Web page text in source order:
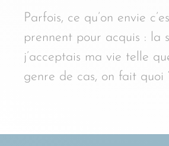
Parfois, ce qu’on envie
prennent pour acquis : la
j’acceptais ma vie telle
genre de cas, on fait quoi